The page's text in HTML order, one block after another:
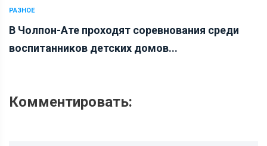
РАЗНОЕ
В Чолпон-Ате проходят соревнования среди
воспитанников детских домов...
Комментировать: